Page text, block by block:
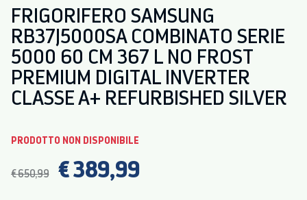
FRIGORIFERO SAMSUNG
RB37J5000SA COMBINATO SERIE
5000 60 CM 367 L NO FROST
PREMIUM DIGITAL INVERTER
CLASSE A+ REFURBISHED SILVER
PRODOTTO NON DISPONIBILE
€ 650,99 € 389,99